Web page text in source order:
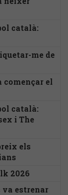
català:
me de
començar el
català:
i The
els
2026
va estrenar